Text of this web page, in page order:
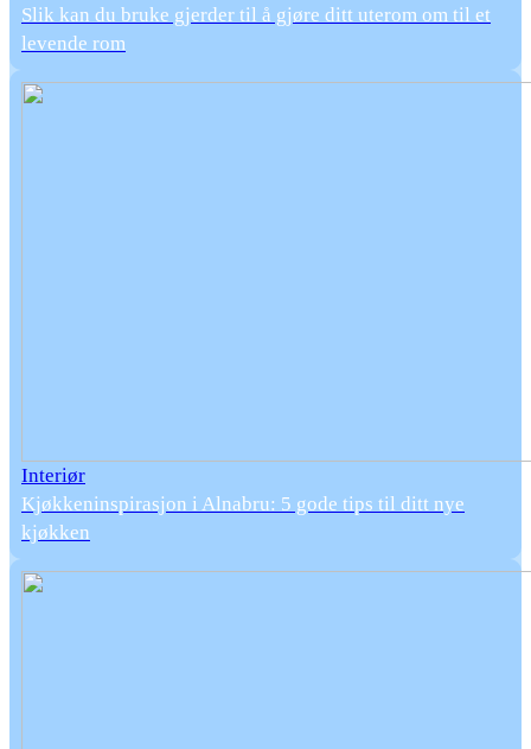
Slik kan du bruke gjerder til å gjøre ditt uterom om til et
levende rom
Interiør
Kjøkkeninspirasjon i Alnabru: 5 gode tips til ditt nye
kjøkken